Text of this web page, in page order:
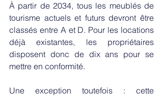
À partir de 2034, tous les meublés de
tourisme actuels et futurs devront être
classés entre A et D. Pour les locations
déjà existantes, les propriétaires
disposent donc de dix ans pour se
mettre en conformité.
Une exception toutefois : cette